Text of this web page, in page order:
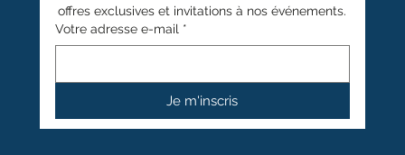
offres exclusives et invitations à nos événements.
Votre adresse e-mail *
Je m'inscris